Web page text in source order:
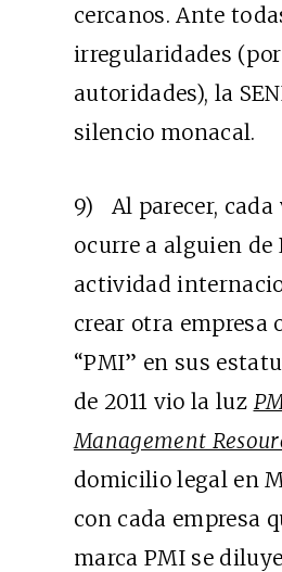
cercanos. Ante
irregularidades
autoridades), la
silencio monacal.
9) Al parecer, cada
ocurre a alguien de
actividad
crear otra empresa
“PMI” en sus
de 2011 vio la luz
Management
domicilio legal en
con cada empresa
marca PMI se